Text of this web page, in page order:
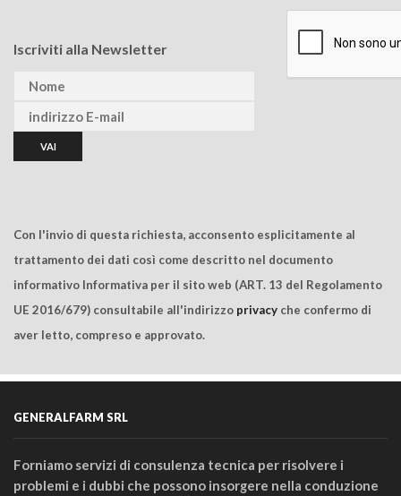
Iscriviti alla Newsletter
Con l'invio di questa richiesta, acconsento esplicitamente al
trattamento dei dati così come descritto nel documento
informativo Informativa per il sito web (ART. 13 del Regolamento
UE 2016/679) consultabile all'indirizzo privacy che confermo di
aver letto, compreso e approvato.
GENERALFARM SRL
Forniamo servizi di consulenza tecnica per risolvere i
problemi e i dubbi che possono insorgere nella conduzione